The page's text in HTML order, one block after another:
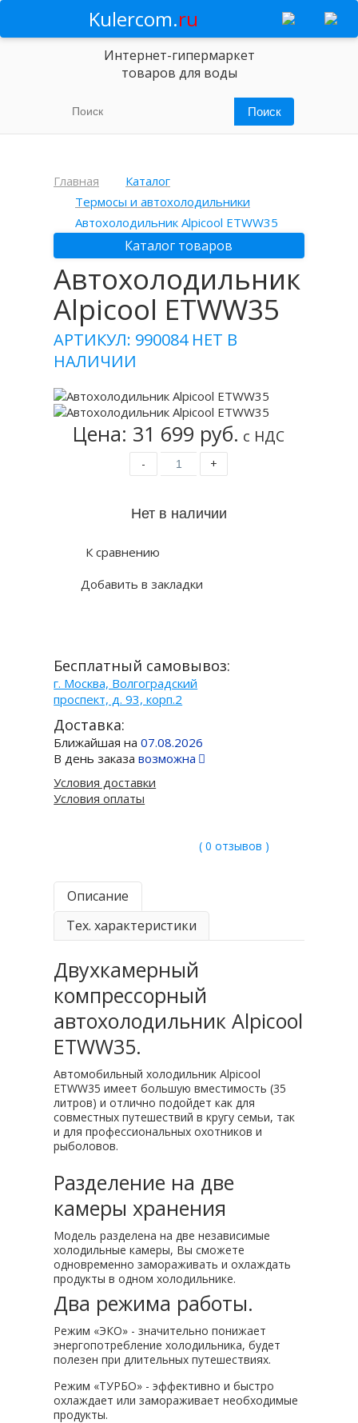
Kulercom.ru
Интернет-гипермаркет
товаров для воды
Главная
Каталог
Термосы и автохолодильники
Автохолодильник Alpicool ETWW35
Каталог товаров
Автохолодильник
Alpicool ETWW35
АРТИКУЛ: 990084 НЕТ В
НАЛИЧИИ
Цена: 31 699 руб. с НДС
- +
К сравнению
Добавить в закладки
Бесплатный самовывоз:
г. Москва, Волгоградский
проспект, д. 93, корп.2
Доставка:
Ближайшая на07.08.2026
В день заказавозможна
Условия доставки
Условия оплаты
( 0 отзывов )
Описание
Тех. характеристики
Двухкамерный
компрессорный
автохолодильник Alpicool
ETWW35.
Автомобильный холодильник Alpicool
ETWW35 имеет большую вместимость (35
литров) и отлично подойдет как для
совместных путешествий в кругу семьи, так
и для профессиональных охотников и
рыболовов.
Разделение на две
камеры хранения
Модель разделена на две независимые
холодильные камеры, Вы сможете
одновременно замораживать и охлаждать
продукты в одном холодильнике.
Два режима работы.
Режим «ЭКО» - значительно понижает
энергопотребление холодильника, будет
полезен при длительных путешествиях.
Режим «ТУРБО» - эффективно и быстро
охлаждает или замораживает необходимые
продукты.